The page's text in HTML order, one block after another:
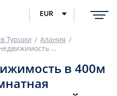
EUR
Турции
Алания
Вторичная недвижимость в 400м от моря: трехкомнатная квартира, 120м², с отдельной кухней в комплексе с бассейном в Махмутларе, Алания
в 400м